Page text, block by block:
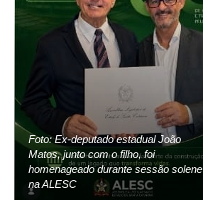
Foto: Ex-deputado estadual João
Matos, junto com o filho, foi
homenageado durante sessão solene
na ALESC